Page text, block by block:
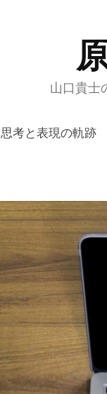
山口貴士
思考と表現の軌跡